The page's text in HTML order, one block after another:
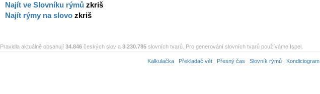
Najít ve Slovníku rýmů zkriš
Najít rýmy na slovo zkriš
Pravidla aktuálně obsahují 34.846 českých slov a 3.230.785 slovních tvarů. Pro generování slovních tvarů používáme Ispel.
Kalkulačka Překladač vět Přesný čas Slovník rýmů Kondiciogram